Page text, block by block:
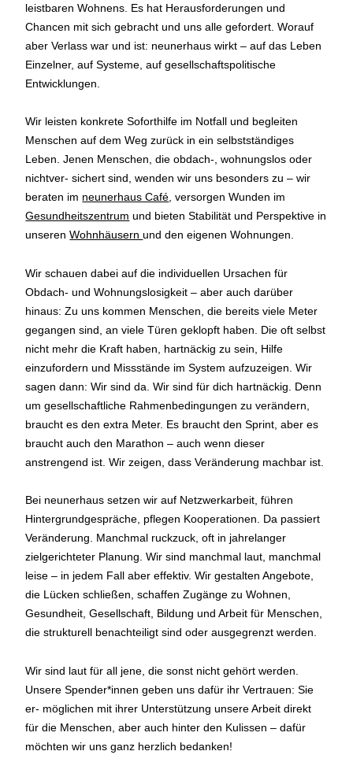
leistbaren Wohnens. Es hat Herausforderungen und
Chancen mit sich gebracht und uns alle gefordert. Worauf
aber Verlass war und ist: neunerhaus wirkt – auf das Leben
Einzelner, auf Systeme, auf gesellschaftspolitische
Entwicklungen.
Wir leisten konkrete Soforthilfe im Notfall und begleiten
Menschen auf dem Weg zurück in ein selbstständiges
Leben. Jenen Menschen, die obdach-, wohnungslos oder
nichtver- sichert sind, wenden wir uns besonders zu – wir
beraten im neunerhaus Café, versorgen Wunden im
Gesundheitszentrum und bieten Stabilität und Perspektive in
unserenWohnhäusernund den eigenen Wohnungen.
Wir schauen dabei auf die individuellen Ursachen für
Obdach- und Wohnungslosigkeit – aber auch darüber
hinaus: Zu uns kommen Menschen, die bereits viele Meter
gegangen sind, an viele Türen geklopft haben. Die oft selbst
nicht mehr die Kraft haben, hartnäckig zu sein, Hilfe
einzufordern und Missstände im System aufzuzeigen. Wir
sagen dann: Wir sind da. Wir sind für dich hartnäckig. Denn
um gesellschaftliche Rahmenbedingungen zu verändern,
braucht es den extra Meter. Es braucht den Sprint, aber es
braucht auch den Marathon – auch wenn dieser
anstrengend ist. Wir zeigen, dass Veränderung machbar ist.
Bei neunerhaus setzen wir auf Netzwerkarbeit, führen
Hintergrundgespräche, pflegen Kooperationen. Da passiert
Veränderung. Manchmal ruckzuck, oft in jahrelanger
zielgerichteter Planung. Wir sind manchmal laut, manchmal
leise ‒ in jedem Fall aber effektiv. Wir gestalten Angebote,
die Lücken schließen, schaffen Zugänge zu Wohnen,
Gesundheit, Gesellschaft, Bildung und Arbeit für Menschen,
die strukturell benachteiligt sind oder ausgegrenzt werden.
Wir sind laut für all jene, die sonst nicht gehört werden.
Unsere Spender*innen geben uns dafür ihr Vertrauen: Sie
er- möglichen mit ihrer Unterstützung unsere Arbeit direkt
für die Menschen, aber auch hinter den Kulissen – dafür
möchten wir uns ganz herzlich bedanken!